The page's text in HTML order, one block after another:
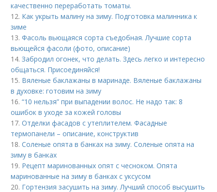
качественно переработать томаты.
12. Как укрыть малину на зиму. Подготовка малинника к
зиме
13.Фасоль вьющаяся сорта съедобная. Лучшие сорта
вьющейся фасоли (фото, описание)
14.Забродил огонек, что делать. Здесь легко и интересно
общаться. Присоединяйся!
15. Вяленые баклажаны в маринаде. Вяленые баклажаны
в духовке: готовим на зиму
16.“10 нельзя” при выпадении волос. Не надо так: 8
ошибок в уходе за кожей головы
17.Отделки фасадов с утеплителем. Фасадные
термопанели – описание, конструктив
18.Соленые опята в банках на зиму. Соленые опята на
зиму в банках
19. Рецепт маринованных опят с чесноком. Опята
маринованные на зиму в банках с уксусом
20. Гортензия засушить на зиму. Лучший способ высушить